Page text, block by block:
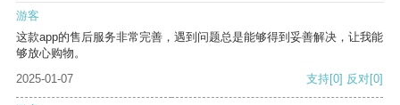
游客
这款app的售后服务非常完善，遇到问题总是能够得到妥善解决，让我能
够放心购物。
2025-01-07
支持[0] 反对[0]